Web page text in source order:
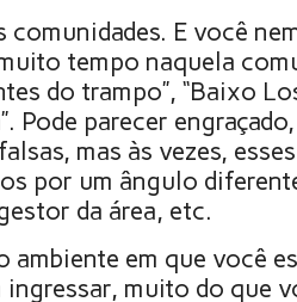
comunidades. E você
tempo naquela
do trampo”, “Baixo
Pode parecer
mas às vezes,
por um ângulo
da área, etc.
ambiente em que você
ingressar, muito do que